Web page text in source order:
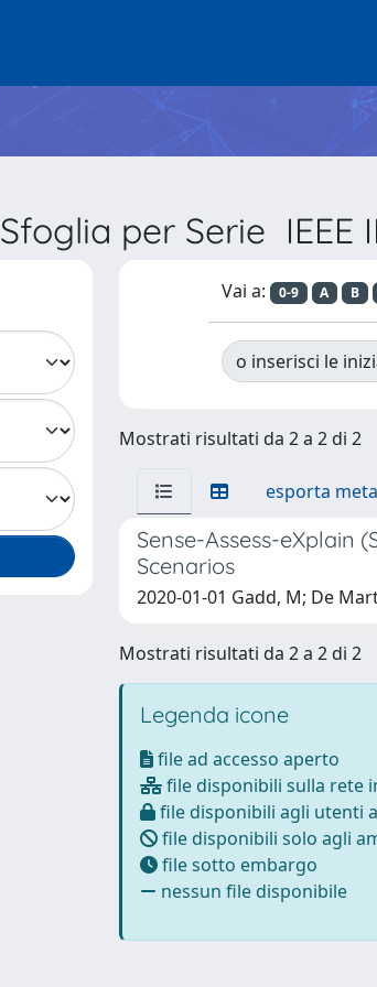
Sfoglia per Serie IEEE
Vai a: 0-9 A B
o inserisci le
Mostrati risultati da 2 a 2 di 2
esporta
Sense-Assess-eXplain
Scenarios
2020-01-01 Gadd, M; De
Mostrati risultati da 2 a 2 di 2
Legenda icone
file ad accesso aperto
file disponibili sulla rete
file disponibili agli utenti
file disponibili solo agli
file sotto embargo
nessun file disponibile